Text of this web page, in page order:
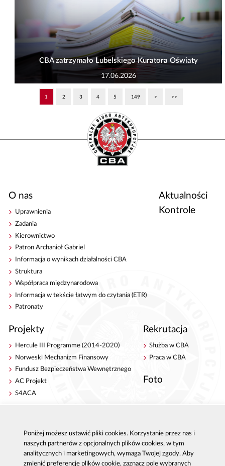
CBA zatrzymało Lubelskiego Kuratora Oświaty
17.06.2026
1 2 3 4 5 149 > >>
O nas
Uprawnienia
Zadania
Kierownictwo
Patron Archanioł Gabriel
Informacja o wynikach działalności CBA
Struktura
Współpraca międzynarodowa
Informacja w tekście łatwym do czytania (ETR)
Patronaty
Aktualności
Kontrole
Projekty
Hercule III Programme (2014-2020)
Norweski Mechanizm Finansowy
Fundusz Bezpieczeństwa Wewnętrznego
AC Projekt
S4ACA
Rekrutacja
Służba w CBA
Praca w CBA
Foto
Publikacje
Strategie antykorupcyjne
Platforma e-learningowa
Centrala CBA w Warszawie
Delegatury CBA
Zgłoś korupcję
Poniżej możesz ustawić pliki cookies. Korzystanie przez nas i
naszych partnerów z opcjonalnych plików cookies, w tym
analitycznych i marketingowych, wymaga Twojej zgody. Aby
zmienić preferencje plików cookie, zaznacz pole wybranych